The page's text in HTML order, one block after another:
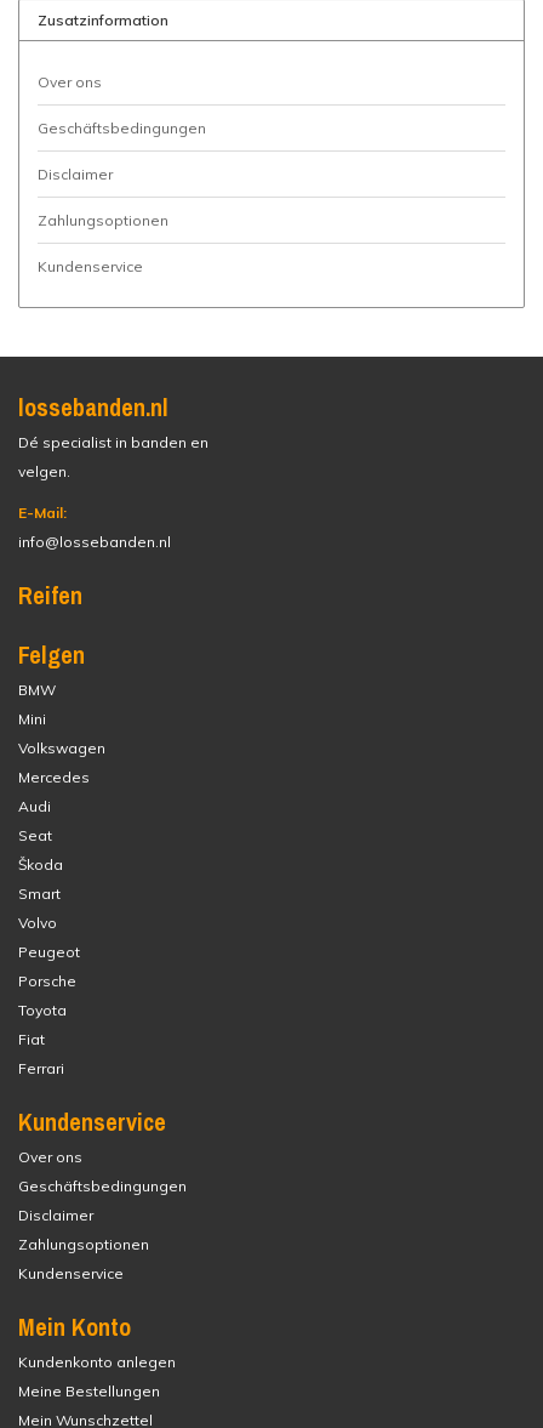
Zusatzinformation
Over ons
Geschäftsbedingungen
Disclaimer
Zahlungsoptionen
Kundenservice
lossebanden.nl
Dé specialist in banden en
velgen.
E-Mail:
info@lossebanden.nl
Reifen
Felgen
BMW
Mini
Volkswagen
Mercedes
Audi
Seat
Škoda
Smart
Volvo
Peugeot
Porsche
Toyota
Fiat
Ferrari
Kundenservice
Over ons
Geschäftsbedingungen
Disclaimer
Zahlungsoptionen
Kundenservice
Mein Konto
Kundenkonto anlegen
Meine Bestellungen
Mein Wunschzettel